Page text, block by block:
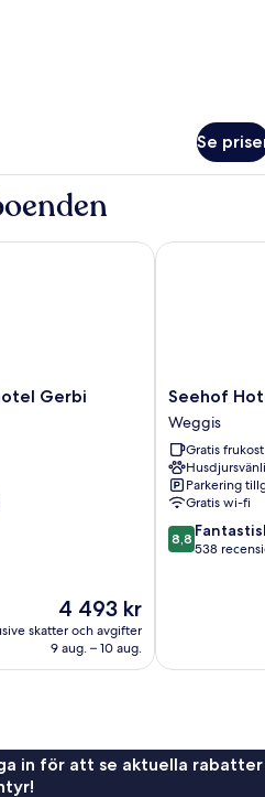
Se
Gerbi
Priset
är
4 493 kr
4 493 kr
skatter och avgifter
9 aug. – 10 aug.
Gerbi
Seehof
Hotel
Du
Lac
Weggis
Seehof
Weggis
Gratis frukost
Parkering
Gratis wi-fi
8.8
av
8,8
538
Seehof Hotel
in för att se aktuella